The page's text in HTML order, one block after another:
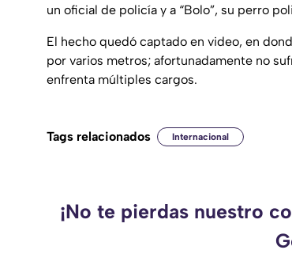
un oficial de policía y a “Bolo”, su perro
El hecho quedó captado en video, en
por varios metros; afortunadamente no
enfrenta múltiples cargos.
Tags relacionados Internacional
¡No te pierdas nuestro